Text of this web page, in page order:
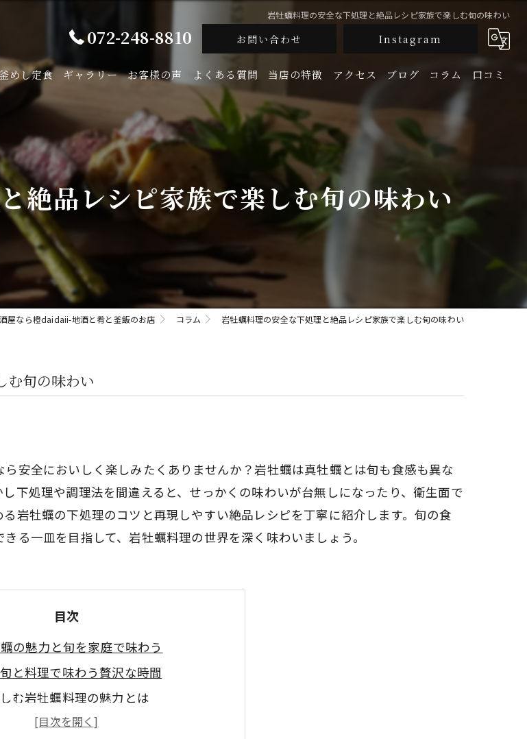
岩牡蠣料理の安全な下処理と絶品レシピ家族で楽しむ旬の味わい
072-248-8810 お問い合わせ Instagram
めし定食 ギャラリー お客様の声 よくある質問 当店の特徴
釜飯
生牡蠣
鮮魚
地酒
アクセス ブログ コラム 口コミ
絶品レシピ家族で楽しむ旬の味わい
屋なら橙daidaii-地酒と肴と釜飯のお店 コラム 岩牡蠣料理の安全な下処理と絶品レシピ家族で楽しむ旬の味わい
む旬の味わい
安全においしく楽しみたくありませんか？岩牡蠣は真牡蠣とは旬も食感も異な
下処理や調理法を間違えると、せっかくの味わいが台無しになったり、衛生面で
岩牡蠣の下処理のコツと再現しやすい絶品レシピを丁寧に紹介します。旬の食
る一皿を目指して、岩牡蠣料理の世界を深く味わいましょう。
目次
の魅力と旬を家庭で味わう
と料理で味わう贅沢な時間
む岩牡蠣料理の魅力とは
どんな食感や旨味が特徴か解説